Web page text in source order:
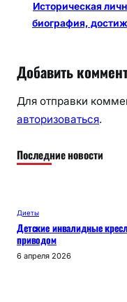
Историческая
биография,
Добавить
Для отправки
авторизоваться.
Последние новости
Диеты
Детские инвалидные
приводом
6 апреля 2026